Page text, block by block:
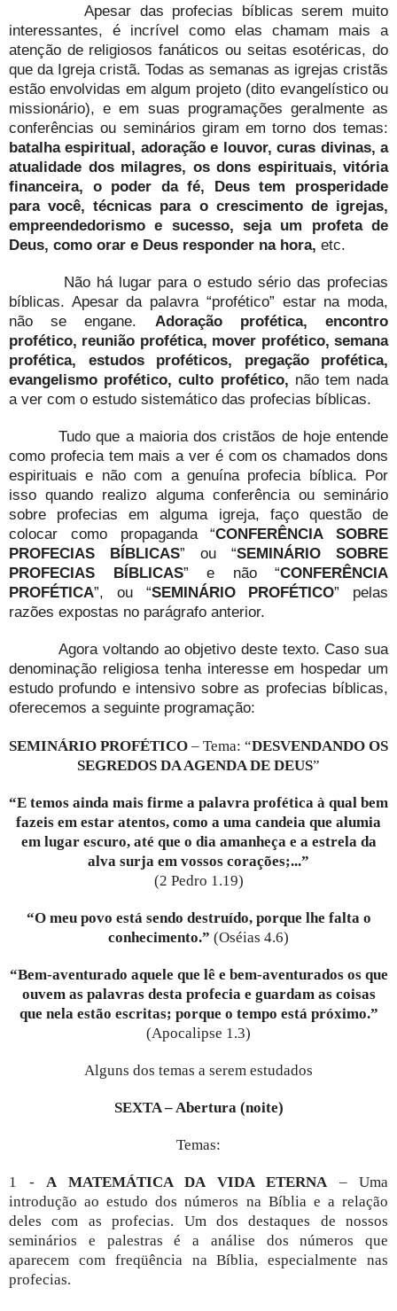
Apesar das profecias bíblicas serem muito
interessantes, é incrível como elas chamam mais a
atenção de religiosos fanáticos ou seitas esotéricas, do
que da Igreja cristã. Todas as semanas as igrejas cristãs
estão envolvidas em algum projeto (dito evangelístico ou
missionário), e em suas programações geralmente as
conferências ou seminários giram em torno dos temas:
batalha espiritual, adoração e louvor, curas divinas, a
atualidade dos milagres, os dons espirituais, vitória
financeira, o poder da fé, Deus tem prosperidade
para você, técnicas para o crescimento de igrejas,
empreendedorismo e sucesso, seja um profeta de
Deus, como orar e Deus responder na hora, etc.
Não há lugar para o estudo sério das profecias
bíblicas. Apesar da palavra “profético” estar na moda,
não se engane. Adoração profética, encontro
profético, reunião profética, mover profético, semana
profética, estudos proféticos, pregação profética,
evangelismo profético, culto profético, não tem nada
a ver com o estudo sistemático das profecias bíblicas.
Tudo que a maioria dos cristãos de hoje entende
como profecia tem mais a ver é com os chamados dons
espirituais e não com a genuína profecia bíblica. Por
isso quando realizo alguma conferência ou seminário
sobre profecias em alguma igreja, faço questão de
colocar como propaganda “CONFERÊNCIA SOBRE
PROFECIAS BÍBLICAS” ou “SEMINÁRIO SOBRE
PROFECIAS BÍBLICAS” e não “CONFERÊNCIA
PROFÉTICA”, ou “SEMINÁRIO PROFÉTICO” pelas
razões expostas no parágrafo anterior.
Agora voltando ao objetivo deste texto. Caso sua
denominação religiosa tenha interesse em hospedar um
estudo profundo e intensivo sobre as profecias bíblicas,
oferecemos a seguinte programação:
SEMINÁRIO PROFÉTICO – Tema: “DESVENDANDO OS
SEGREDOS DA AGENDA DE DEUS”
“E temos ainda mais firme a palavra profética à qual bem
fazeis em estar atentos, como a uma candeia que alumia
em lugar escuro, até que o dia amanheça e a estrela da
alva surja em vossos corações;...”
(2 Pedro 1.19)
“O meu povo está sendo destruído, porque lhe falta o
conhecimento.” (Oséias 4.6)
“Bem-aventurado aquele que lê e bem-aventurados os que
ouvem as palavras desta profecia e guardam as coisas
que nela estão escritas; porque o tempo está próximo.”
(Apocalipse 1.3)
Alguns dos temas a serem estudados
SEXTA – Abertura (noite)
Temas:
1 - A MATEMÁTICA DA VIDA ETERNA – Uma
introdução ao estudo dos números na Bíblia e a relação
deles com as profecias. Um dos destaques de nossos
seminários e palestras é a análise dos números que
aparecem com freqüência na Bíblia, especialmente nas
profecias.